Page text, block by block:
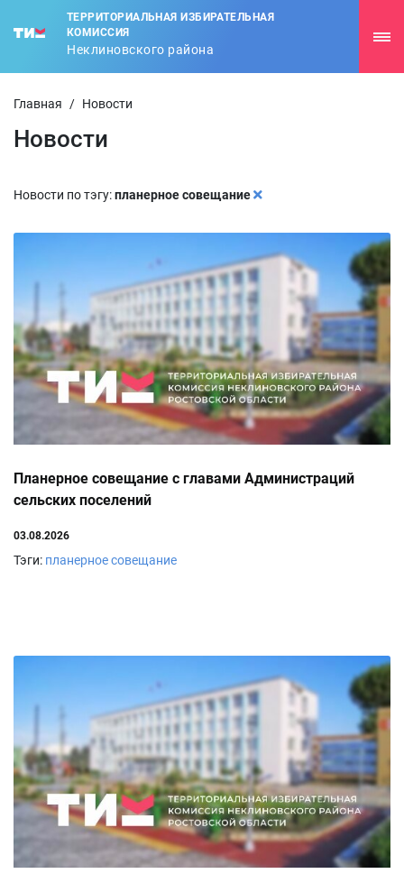
ТЕРРИТОРИАЛЬНАЯ ИЗБИРАТЕЛЬНАЯ
КОМИССИЯ
Неклиновского района
Главная / Новости
Новости
Новости по тэгу:планерное совещание
Планерное совещание с главами Администраций
сельских поселений
03.08.2026
Тэги: планерное совещание